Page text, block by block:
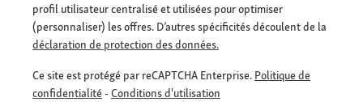
profil utilisateur centralisé et utilisées pour optimiser
(personnaliser) les offres. D’autres spécificités découlent de la
déclaration de protection des données.
Ce site est protégé par reCAPTCHA Enterprise. Politique de
confidentialité - Conditions d'utilisation